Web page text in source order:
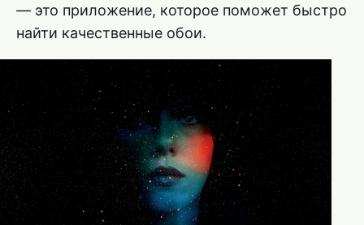
— это приложение, которое поможет быстро
найти качественные обои.